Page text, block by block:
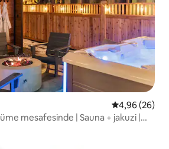
5 üzerinden
4,96 (26)
mesafesinde | Sauna + jakuzi |